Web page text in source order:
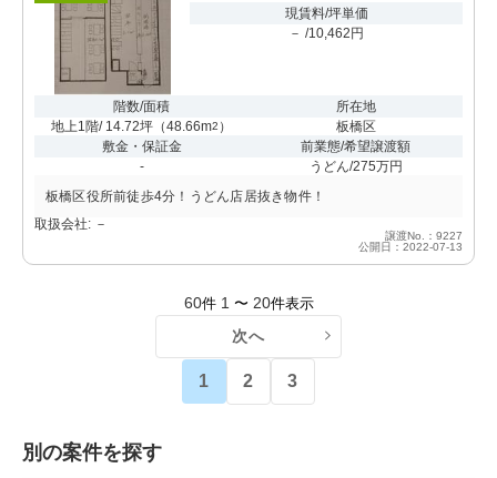
現賃料/坪単価
－ /10,462円
階数/面積
地上1階/ 14.72坪 （48.66m2 ）
所在地
板橋区
敷金・保証金
-
前業態/希望譲渡額
うどん/275万円
板橋区役所前徒歩4分！うどん店居抜き物件！
取扱会社: －
譲渡No.：9227
公開日：2022-07-13
60件 1 〜 20件表示
次へ
1 2 3
別の案件を探す